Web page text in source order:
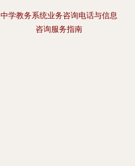
中学教务系统业务咨询电话与信息
咨询服务指南